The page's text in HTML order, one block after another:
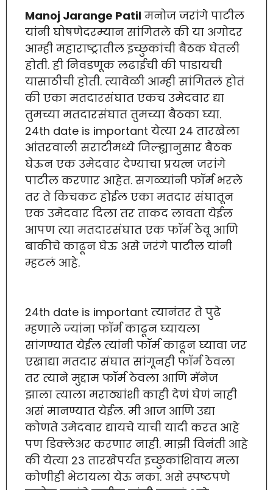
Manoj Jarange Patil मनोज जरांगे पाटील
यांनी घोषणेदरम्यान सांगितले की या अगोदर
आम्ही महाराष्ट्रातील इच्छुकांची बैठक घेतली
होती. ही निवडणूक लढाईची की पाडायची
यासाठीची होती. त्यावेळी आम्ही सांगितलं होतं
की एका मतदारसंघात एकच उमेदवार द्या
तुमच्या मतदारसंघात तुमच्या बैठका घ्या.
24th date is important येत्या 24 तारखेला
आंतरवाली सराटीमध्ये जिल्ह्यानुसार बैठक
घेऊन एक उमेदवार देण्याचा प्रयत्न जरांगे
पाटील करणार आहेत. सगळ्यांनी फॉर्म भरले
तर ते किचकट होईल एका मतदार संघातून
एक उमेदवार दिला तर ताकद लावता येईल
आपण त्या मतदारसंघात एक फॉर्म ठेवू आणि
बाकीचे काढून घेऊ असे जरंगे पाटील यांनी
म्हटलं आहे.
24th date is important त्यानंतर ते पुढे
म्हणाले ज्यांना फॉर्म काढून घ्यायला
सांगण्यात येईल त्यांनी फॉर्म काढून घ्यावा जर
एखाद्या मतदार संघात सांगूनही फॉर्म ठेवला
तर त्याने मुद्दाम फॉर्म ठेवला आणि मॅनेज
झाला त्याला मराठ्यांशी काही देणं घेणं नाही
असं मानण्यात येईल. मी आज आणि उद्या
कोणते उमेदवार द्यायचे याची यादी करत आहे
पण डिक्लेअर करणार नाही. माझी विनंती आहे
की येत्या 23 तारखेपर्यंत इच्छुकांशिवाय मला
कोणीही भेटायला येऊ नका. असे स्पष्टपणे